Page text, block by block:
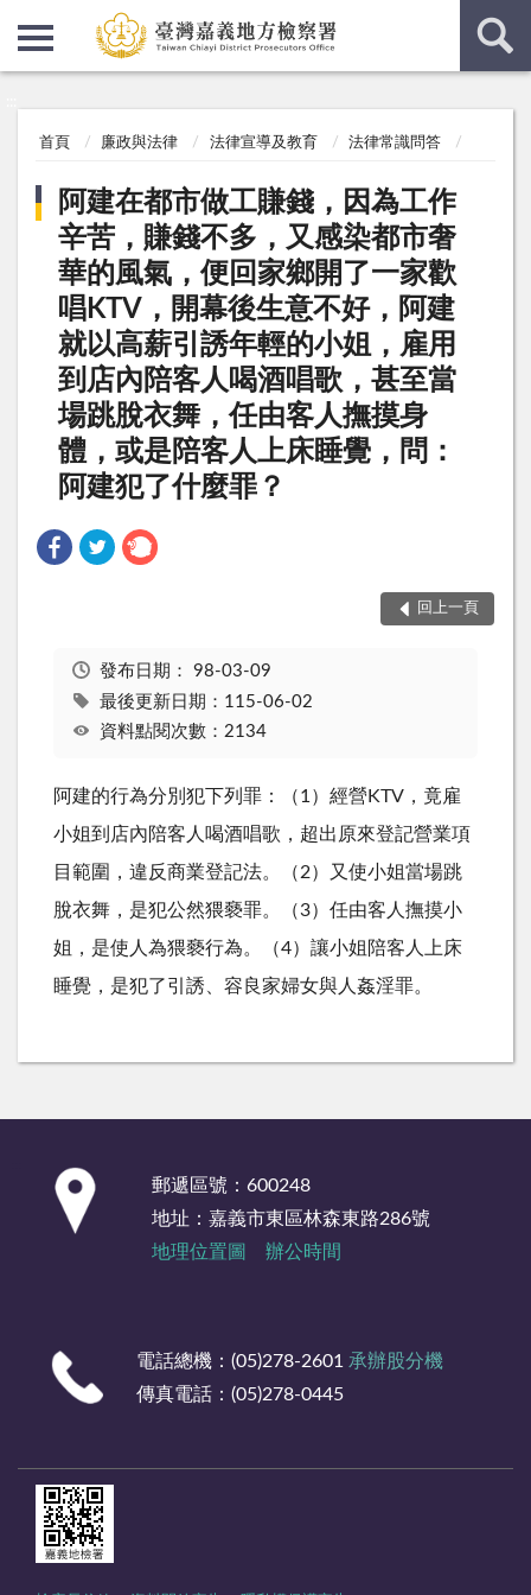
首頁 廉政與法律 法律宣導及教育 法律常識問答
阿建在都市做工賺錢，因為工作
辛苦，賺錢不多，又感染都市奢
華的風氣，便回家鄉開了一家歡
唱KTV，開幕後生意不好，阿建
就以高薪引誘年輕的小姐，雇用
到店內陪客人喝酒唱歌，甚至當
場跳脫衣舞，任由客人撫摸身
體，或是陪客人上床睡覺，問：
阿建犯了什麼罪？
回上一頁
發布日期： 98-03-09
最後更新日期：115-06-02
資料點閱次數：2134
阿建的行為分別犯下列罪：（1）經營KTV，竟雇
小姐到店內陪客人喝酒唱歌，超出原來登記營業項
目範圍，違反商業登記法。（2）又使小姐當場跳
脫衣舞，是犯公然猥褻罪。（3）任由客人撫摸小
姐，是使人為猥褻行為。（4）讓小姐陪客人上床
睡覺，是犯了引誘、容良家婦女與人姦淫罪。
郵遞區號：600248
地址：嘉義市東區林森東路286號
地理位置圖
辦公時間
電話總機：(05)278-2601 承辦股分機
傳真電話：(05)278-0445